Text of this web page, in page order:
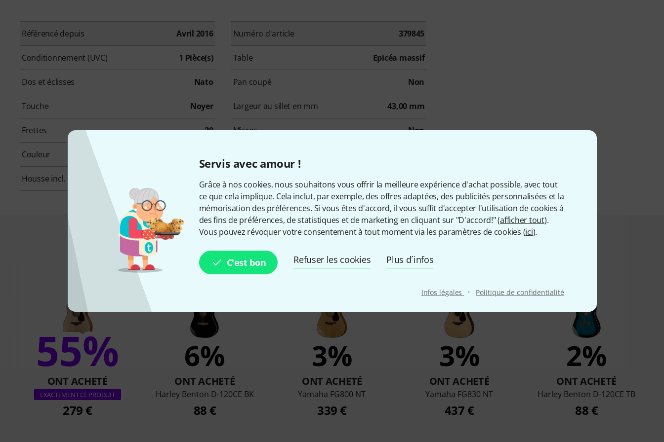
Servis avec amour !
Grâce à nos cookies, nous souhaitons vous offrir la meilleure expérience d'achat possible, avec tout
ce que cela implique. Cela inclut, par exemple, des offres adaptées, des publicités personnalisées et la
mémorisation des préférences. Si vous êtes d'accord, il vous suffit d'accepter l'utilisation de cookies à
des fins de préférences, de statistiques et de marketing en cliquant sur "D'accord!" (afficher tout).
Vous pouvez révoquer votre consentement à tout moment via les paramètres de cookies (ici).
C'est bon Refuser les cookies Plus d´infos
Infos légales · Politique de confidentialité
Référencé depuis Avril 2016 Numéro d'article 379845
Conditionnement (UVC) 1 Pièce(s) Table Epicéa massif
Dos et éclisses Nato Pan coupé Non
Touche Noyer Largeur au sillet en mm 43,00 mm
Frettes 20 Micros Non
Couleur
Housse incl. Non
Les clients qui ont regardé ce produit ont acheté ceci
55%
ONT ACHETÉ
EXACTEMENT CE PRODUIT
279 €
6%
ONT ACHETÉ
Harley Benton D-120CE BK
88 €
3%
ONT ACHETÉ
Yamaha FG800 NT
339 €
3%
ONT ACHETÉ
Yamaha FG830 NT
437 €
2%
ONT ACHETÉ
Harley Benton D-120CE TB
88 €